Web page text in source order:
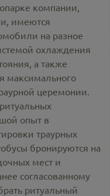
компании,
имеются
на разное
охлаждения
а также
максимального
церемонии.
опыт в
траурных
бронируются на
мест и
согласованному
ритуальный